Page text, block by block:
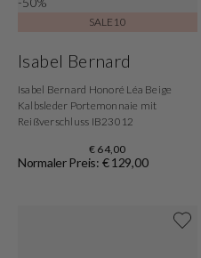
SALE10
Isabel Bernard
Isabel Bernard Honoré Léa Beige
Kalbsleder Portemonnaie mit
Reißverschluss IB23012
€ 64,00
Normaler Preis: € 129,00